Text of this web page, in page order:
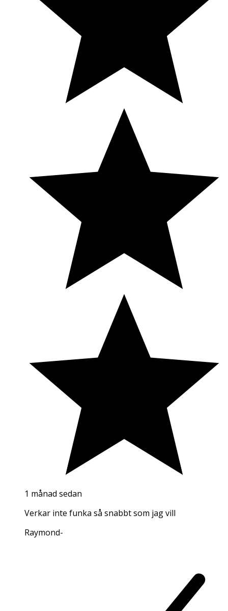
1 månad sedan
Verkar inte funka så snabbt som jag vill
Raymond-